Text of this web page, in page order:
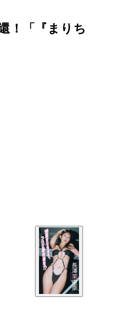
！「『まりち